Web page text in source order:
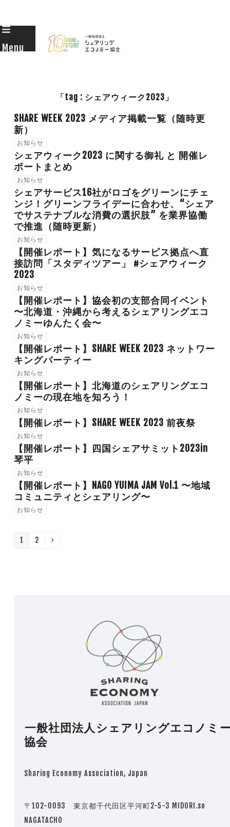
Skip
toMenu
「tag : シェアウィーク2023」
SHARE WEEK 2023 メディア掲載一覧（随時更
新）
お知らせ
シェアウィーク2023 に関する御礼 と 開催レ
ポートまとめ
お知らせ
シェアサービス16社がロゴをグリーンにチェ
ンジ！グリーンフライデーに合わせ、“シェア
でサステナブルな消費の選択肢” を業界協働
で推進（随時更新）
お知らせ
【開催レポート】気になるサービス拠点へ直
接訪問「スタディツアー」 #シェアウィーク
2023
お知らせ
【開催レポート】協会初の支部合同イベント
〜北海道・沖縄から考えるシェアリングエコ
ノミーゆんたく会〜
お知らせ
【開催レポート】SHARE WEEK 2023 ネットワー
キングパーティー
お知らせ
【開催レポート】北海道のシェアリングエコ
ノミーの現在地を知ろう！
お知らせ
【開催レポート】SHARE WEEK 2023 前夜祭
お知らせ
【開催レポート】四国シェアサミット2023in
琴平
お知らせ
【開催レポート】NAGO YUIMA JAM Vol.1 〜地域
コミュニティとシェアリング〜
お知らせ
Page
1 Page
2 Next
一般社団法人シェアリングエコノミ
協会
Sharing Economy Association, Japan
〒102-0093 東京都千代田区平河町2-5-3 MIDORI.so
NAGATACHO